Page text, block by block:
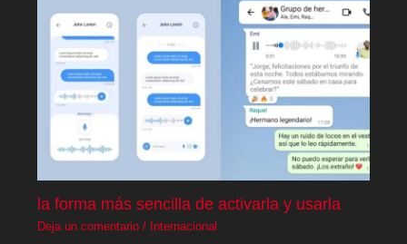
la forma más sencilla de activarla y usarla
Deja un comentario / Internacional